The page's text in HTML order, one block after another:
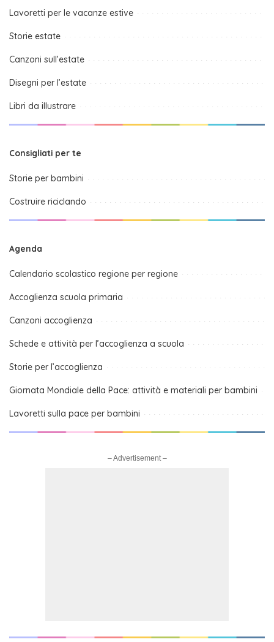
Lavoretti per le vacanze estive
Storie estate
Canzoni sull’estate
Disegni per l’estate
Libri da illustrare
Consigliati per te
Storie per bambini
Costruire riciclando
Agenda
Calendario scolastico regione per regione
Accoglienza scuola primaria
Canzoni accoglienza
Schede e attività per l’accoglienza a scuola
Storie per l’accoglienza
Giornata Mondiale della Pace: attività e materiali per bambini
Lavoretti sulla pace per bambini
– Advertisement –